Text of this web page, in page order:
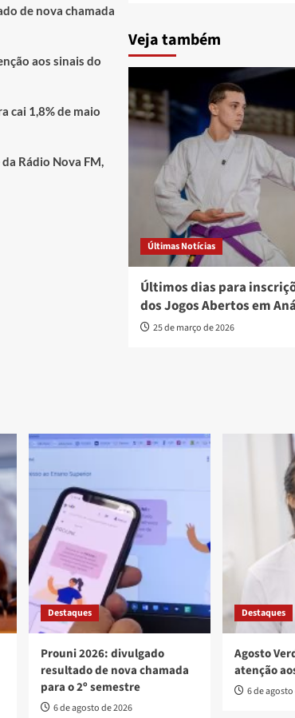
Veja também
Últimas Notícias
Últimos dias para
dos Jogos Abertos em
25 de março de 2026
de nova chamada
aos sinais do
cai 1,8% de maio
Rádio Nova FM,
Destaques
Prouni 2026: divulgado
resultado de nova chamada
para o 2º semestre
6 de agosto de 2026
Destaques
Agosto
atenção
6 de